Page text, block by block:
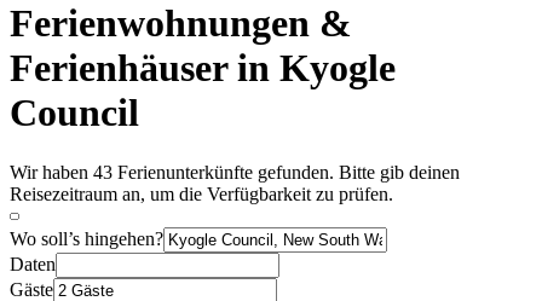
Ferienwohnungen &
Ferienhäuser in Kyogle
Council
Wir haben 43 Ferienunterkünfte gefunden. Bitte gib deinen
Reisezeitraum an, um die Verfügbarkeit zu prüfen.
Wo soll’s hingehen?
Daten
Gäste